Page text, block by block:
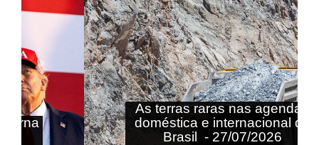
As terras raras nas agendas
doméstica e internacional do
Brasil - 27/07/2026
Anterior Próximo